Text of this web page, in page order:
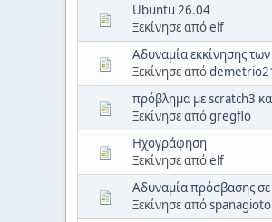
Ubuntu 26.04
Ξεκίνησε απόelf
Αδυναμία εκκίνησης
Ξεκίνησε από
πρόβλημα με scratch3
Ξεκίνησε απόgregflo
Ηχογράφηση
Ξεκίνησε απόelf
Αδυναμία πρόσβασης σε
Ξεκίνησε απόspanagioto